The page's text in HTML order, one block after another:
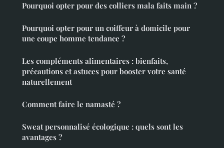
Pourquoi opter pour des colliers mala faits main ?
Pourquoi opter pour un coiffeur à domicile pour
une coupe homme tendance ?
Les compléments alimentaires : bienfaits,
précautions et astuces pour booster votre santé
naturellement
Comment faire le namasté ?
Sweat personnalisé écologique : quels sont les
avantages ?